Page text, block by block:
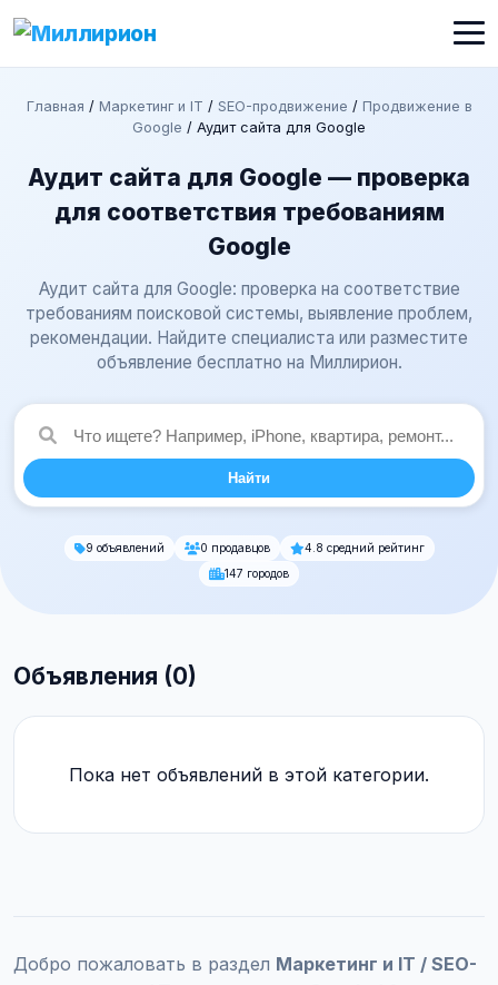
Главная / Маркетинг и IT / SEO-продвижение / Продвижение в
Google / Аудит сайта для Google
Аудит сайта для Google — проверка
для соответствия требованиям
Google
Аудит сайта для Google: проверка на соответствие
требованиям поисковой системы, выявление проблем,
рекомендации. Найдите специалиста или разместите
объявление бесплатно на Миллирион.
Найти
9 объявлений 0 продавцов
4.8 средний рейтинг
147 городов
Объявления (0)
Пока нет объявлений в этой категории.
Добро пожаловать в раздел Маркетинг и IT / SEO-